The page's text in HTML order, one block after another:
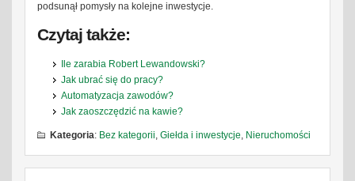
podsunął pomysły na kolejne inwestycje.
Czytaj także:
Ile zarabia Robert Lewandowski?
Jak ubrać się do pracy?
Automatyzacja zawodów?
Jak zaoszczędzić na kawie?
Kategoria: Bez kategorii, Giełda i inwestycje, Nieruchomości